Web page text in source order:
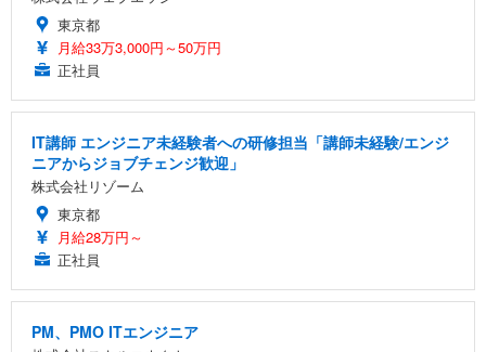
東京都
月給33万3,000円～50万円
正社員
IT講師 エンジニア未経験者への研修担当「講師未経験/エンジ
ニアからジョブチェンジ歓迎」
株式会社リゾーム
東京都
月給28万円～
正社員
PM、PMO ITエンジニア